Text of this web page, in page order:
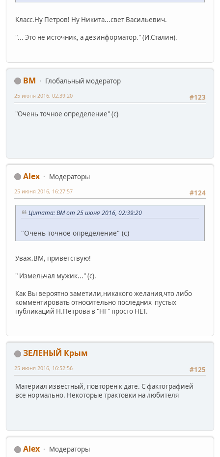
Класс.Ну Петров! Ну Никита...свет Васильевич.
"... Это не источник, а дезинформатор." (И.Сталин).
BM
Глобальный модератор
#123
25 июня 2016, 02:39:20
"Очень точное определение" (с)
Alex
Модераторы
#124
25 июня 2016, 16:27:57
Цитата: BM от 25 июня 2016, 02:39:20
"Очень точное определение" (с)
Уваж.ВМ, приветствую!
" Измельчал мужик..." (с).
Как Вы вероятно заметили,никакого желания,что либо
комментировать относительно последних пустых
публикаций Н.Петрова в "НГ" просто НЕТ.
ЗЕЛЕНЫЙ Крым
#125
25 июня 2016, 16:52:56
Материал известный, повторен к дате. С фактографией
все нормально. Некоторые трактовки на любителя
Alex
Модераторы